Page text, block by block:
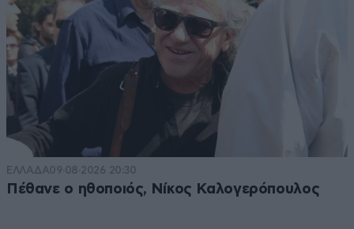
ΕΛΛΑΔΑ09·08·2026 20:30
Πέθανε ο ηθοποιός, Νίκος Καλογερόπουλος